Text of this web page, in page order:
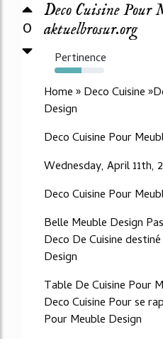
0
Deco Cuisine Pour
aktuelbrosur.org
Pertinence
54%
Home » Deco Cuisine
Design
Deco Cuisine Pour
Wednesday, April 11th,
Deco Cuisine Pour
Belle Meuble Design
Deco De Cuisine
Design
Table De Cuisine Pour
Deco Cuisine Pour se
Pour Meuble Design